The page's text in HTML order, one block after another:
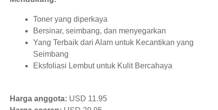
Toner yang diperkaya
Bersinar, seimbang, dan menyegarkan
Yang Terbaik dari Alam untuk Kecantikan yang
Seimbang
Eksfoliasi Lembut untuk Kulit Bercahaya
Harga anggota: USD 11.95